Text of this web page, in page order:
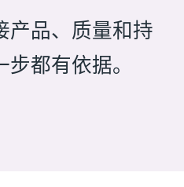
产品、质量和持
都有依据。